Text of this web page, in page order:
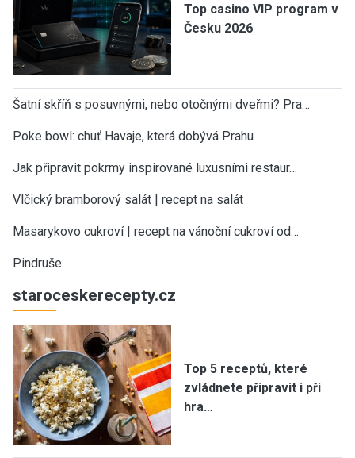
Top casino VIP program v
Česku 2026
Šatní skříň s posuvnými, nebo otočnými dveřmi? Pra…
Poke bowl: chuť Havaje, která dobývá Prahu
Jak připravit pokrmy inspirované luxusními restaur…
Vlčický bramborový salát | recept na salát
Masarykovo cukroví | recept na vánoční cukroví od…
Pindruše
staroceskerecepty.cz
Top 5 receptů, které
zvládnete připravit i při
hra…